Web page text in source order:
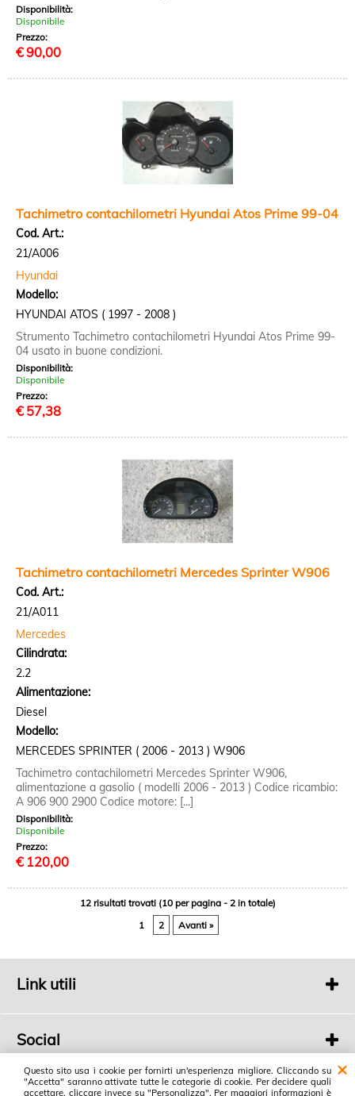
Questo sito usa i cookie per fornirti un'esperienza migliore. Cliccando su
"Accetta" saranno attivate tutte le categorie di cookie. Per decidere quali
accettare, cliccare invece su "Personalizza". Per maggiori informazioni è
Disponibilità:
Disponibile
Prezzo:
€90,00
Tachimetro contachilometri Hyundai Atos Prime 99-04
Cod. Art.:
21/A006
Hyundai
Modello:
HYUNDAI ATOS ( 1997 - 2008 )
Strumento Tachimetro contachilometri Hyundai Atos Prime 99-
04 usato in buone condizioni.
Disponibilità:
Disponibile
Prezzo:
€ 57,38
Tachimetro contachilometri Mercedes Sprinter W906
Cod. Art.:
21/A011
Mercedes
Cilindrata:
2.2
Alimentazione:
Diesel
Modello:
MERCEDES SPRINTER ( 2006 - 2013 ) W906
Tachimetro contachilometri Mercedes Sprinter W906,
alimentazione a gasolio ( modelli 2006 - 2013 ) Codice ricambio:
A 906 900 2900 Codice motore: [...]
Disponibilità:
Disponibile
Prezzo:
€ 120,00
12 risultati trovati (10 per pagina - 2 in totale)
1
2 Avanti »
Link utili
Social